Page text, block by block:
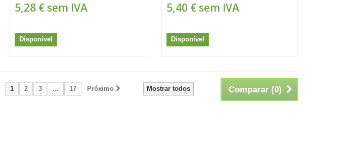
5,28 €sem IVA
Disponível
5,40 €sem IVA
Disponível
Comparar (0)
Mostrar todos
1 2 3 ... 17 Próximo